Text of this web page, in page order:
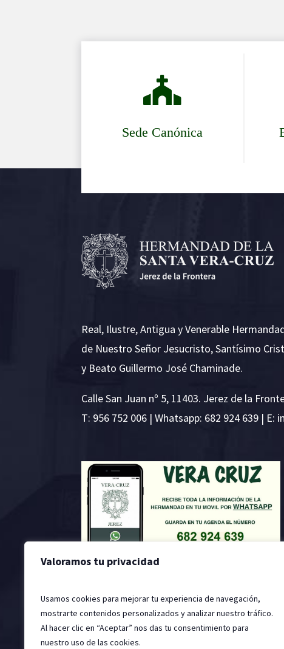
Valoramos tu privacidad
Usamos cookies para mejorar tu experiencia de navegación,
mostrarte contenidos personalizados y analizar nuestro tráfico.
Al hacer clic en “Aceptar” nos das tu consentimiento para
nuestro uso de las cookies.

Sede Canónica
Real, Ilustre, Antigua y Venerable
de Nuestro Señor Jesucristo, Santísimo
y Beato Guillermo José Chaminade.
Calle San Juan nº 5, 11403. Jerez de la
T: 956 752 006 | Whatsapp: 682 924 639 | E: i